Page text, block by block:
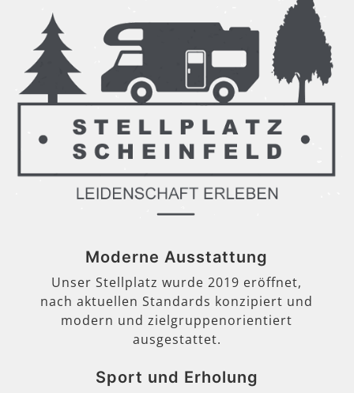
Moderne Ausstattung
Unser Stellplatz wurde 2019 eröffnet,
nach aktuellen Standards konzipiert und
modern und zielgruppenorientiert
ausgestattet.
Sport und Erholung